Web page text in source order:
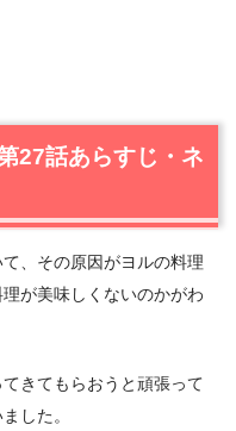
27話あらすじ・ネ
、その原因がヨルの料理
が美味しくないのかがわ
きてもらおうと頑張って
した。